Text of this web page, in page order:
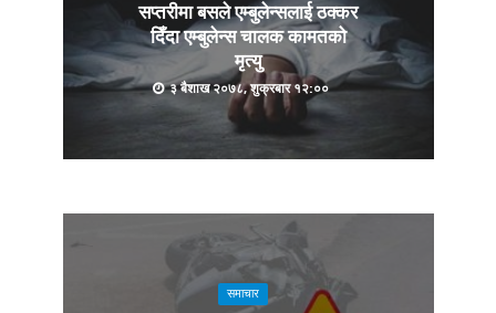
सप्तरीमा बसले एम्बुलेन्सलाई ठक्कर
दिँदा एम्बुलेन्स चालक कामतको
मृत्यु
३ बैशाख २०७८, शुक्रबार १२:००
समाचार